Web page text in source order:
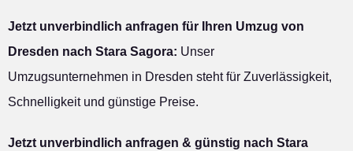
Jetzt unverbindlich anfragen für Ihren Umzug von
Dresden nach Stara Sagora: Unser
Umzugsunternehmen in Dresden steht für Zuverlässigkeit,
Schnelligkeit und günstige Preise.
Jetzt unverbindlich anfragen & günstig nach Stara